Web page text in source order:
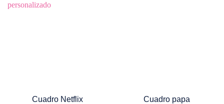
Cuadro Netflix
Cuadro papa